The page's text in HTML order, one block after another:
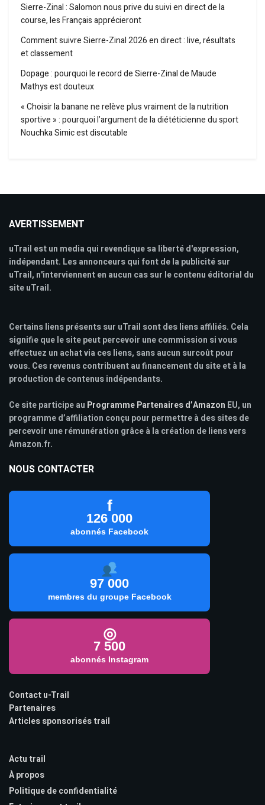
Sierre-Zinal : Salomon nous prive du suivi en direct de la
course, les Français apprécieront
Comment suivre Sierre-Zinal 2026 en direct : live, résultats
et classement
Dopage : pourquoi le record de Sierre-Zinal de Maude
Mathys est douteux
« Choisir la banane ne relève plus vraiment de la nutrition
sportive » : pourquoi l’argument de la diététicienne du sport
Nouchka Simic est discutable
AVERTISSEMENT
uTrail est un media qui revendique sa liberté d'expression,
indépendant. Les annonceurs qui font de la publicité sur
uTrail, n'interviennent en aucun cas sur le contenu éditorial du
site uTrail.
Certains liens présents sur uTrail sont des liens affiliés. Cela
signifie que le site peut percevoir une commission si vous
effectuez un achat via ces liens, sans aucun surcoût pour
vous. Ces revenus contribuent au financement du site et à la
production de contenus indépendants.
Ce site participe au Programme Partenaires d’Amazon EU, un
programme d’affiliation conçu pour permettre à des sites de
percevoir une rémunération grâce à la création de liens vers
Amazon.fr.
NOUS CONTACTER
f
126 000
abonnés Facebook
97 000
membres du groupe Facebook
◎
7 500
abonnés Instagram
Contact u-Trail
Partenaires
Articles sponsorisés trail
Actu trail
À propos
Politique de confidentialité